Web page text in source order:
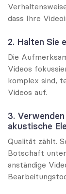
dass Ihre
2. Halten Sie
Die
Videos
komplex sind,
Videos auf.
3.
akustische
Qualität zählt.
Botschaft
anständige